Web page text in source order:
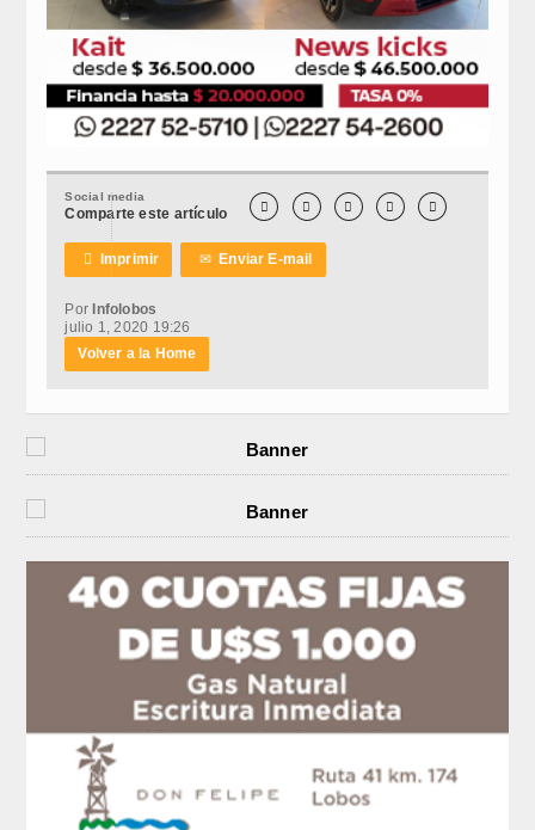
Social media
Comparte este artículo     
 Imprimir ✉Enviar E-mail
Por Infolobos
julio 1, 2020 19:26
Volver a la Home